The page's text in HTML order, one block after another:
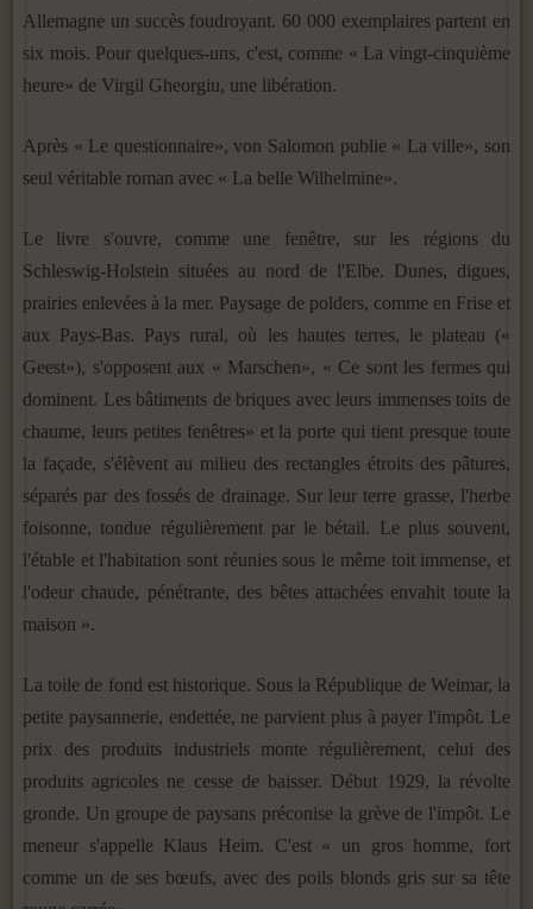
Allemagne un succès foudroyant. 60 000 exemplaires partent en
six mois. Pour quelques-uns, c'est, comme « La vingt-cinquième
heure» de Virgil Gheorgiu, une libération.
Après « Le questionnaire», von Salomon publie « La ville», son
seul véritable roman avec « La belle Wilhelmine».
Le livre s'ouvre, comme une fenêtre, sur les régions du
Schleswig-Holstein situées au nord de l'Elbe. Dunes, digues,
prairies enlevées à la mer. Paysage de polders, comme en Frise et
aux Pays-Bas. Pays rural, où les hautes terres, le plateau («
Geest»), s'opposent aux « Marschen», « Ce sont les fermes qui
dominent. Les bâtiments de briques avec leurs immenses toits de
chaume, leurs petites fenêtres» et la porte qui tient presque toute
la façade, s'élèvent au milieu des rectangles étroits des pâtures,
séparés par des fossés de drainage. Sur leur terre grasse, l'herbe
foisonne, tondue régulièrement par le bétail. Le plus souvent,
l'étable et l'habitation sont réunies sous le même toit immense, et
l'odeur chaude, pénétrante, des bêtes attachées envahit toute la
maison ».
La toile de fond est historique. Sous la République de Weimar, la
petite paysannerie, endettée, ne parvient plus à payer l'impôt. Le
prix des produits industriels monte régulièrement, celui des
produits agricoles ne cesse de baisser. Début 1929, la révolte
gronde. Un groupe de paysans préconise la grève de l'impôt. Le
meneur s'appelle Klaus Heim. C'est « un gros homme, fort
comme un de ses bœufs, avec des poils blonds gris sur sa tête